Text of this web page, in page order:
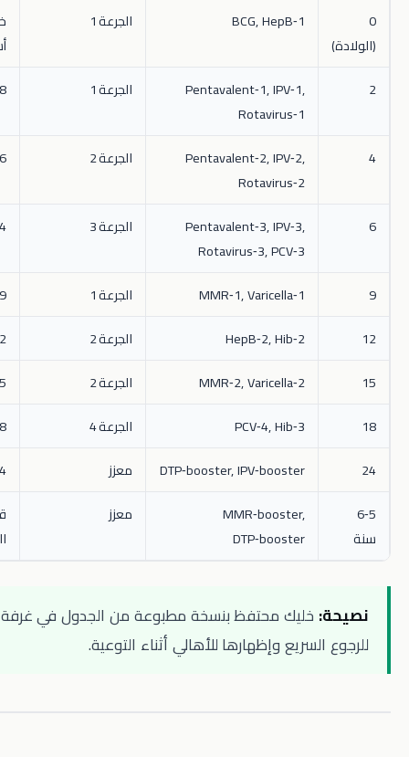
BCG, HepB‑1
خلال أول
Pentavalent‑1, IPV‑1,
الجرعة 1 8‑12 أسبوع
Pentavalent‑2, IPV‑2,
الجرعة 2 16‑20 أسبوع
Pentavalent‑3, IPV‑3,
Rotavirus‑3, PCV‑3
الجرعة 3 24‑28 أسبوع
MMR‑1, Varicella‑1 الجرعة 1
9‑12 شهر
HepB‑2, Hib‑2
12‑15 شهر
MMR‑2, Varicella‑2
الجرعة 2
15‑18 شهر
PCV‑4, Hib‑3
18‑24 شهر
DTP‑booster, IPV‑booster
معزز
MMR‑booster,
DTP‑booster
خليك محتفظ بنسخة مطبوعة من الجدول في غرفة الاستشارة
وإظهارها للأهالي أثناء التوعية.